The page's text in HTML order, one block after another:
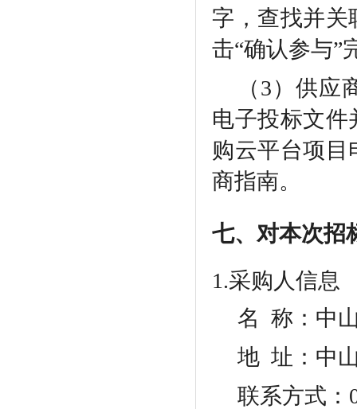
字，查找并关
击“确认参与”
（3）供应
电子投标文
购云平台项
商指南。
七、对本次招
1.采购人信息
名 称：中
地 址：中
联系方式：